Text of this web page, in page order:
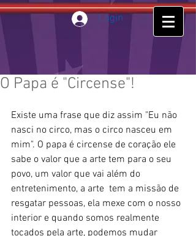
Login
O Papa é "Circense"!
Existe uma frase que diz assim "Eu não
nasci no circo, mas o circo nasceu em
mim". O papa é circense de coração ele
sabe o valor que a arte tem para o seu
povo, um valor que vai além do
entretenimento, a arte  tem a missão de
resgatar pessoas, ela mexe com o nosso
interior e quando somos realmente
tocados pela arte, podemos mudar